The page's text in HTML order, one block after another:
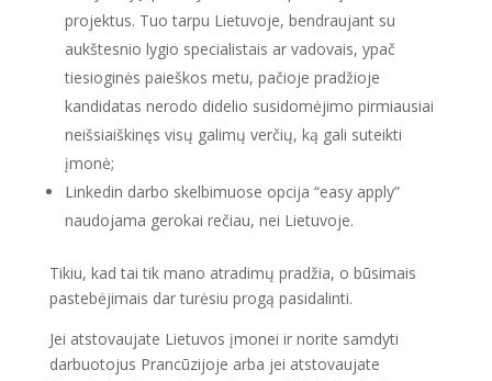
projektus. Tuo tarpu Lietuvoje, bendraujant su
aukštesnio lygio specialistais ar vadovais, ypač
tiesioginės paieškos metu, pačioje pradžioje
kandidatas nerodo didelio susidomėjimo pirmiausiai
neišsiaiškinęs visų galimų verčių, ką gali suteikti
įmonė;
Linkedin darbo skelbimuose opcija “easy apply”
naudojama gerokai rečiau, nei Lietuvoje.
Tikiu, kad tai tik mano atradimų pradžia, o būsimais
pastebėjimais dar turėsiu progą pasidalinti.
Jei atstovaujate Lietuvos įmonei ir norite samdyti
darbuotojus Prancūzijoje arba jei atstovaujate